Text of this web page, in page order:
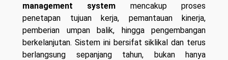
management system mencakup proses
penetapan tujuan kerja, pemantauan kinerja,
pemberian umpan balik, hingga pengembangan
berkelanjutan. Sistem ini bersifat siklikal dan terus
berlangsung sepanjang tahun, bukan hanya